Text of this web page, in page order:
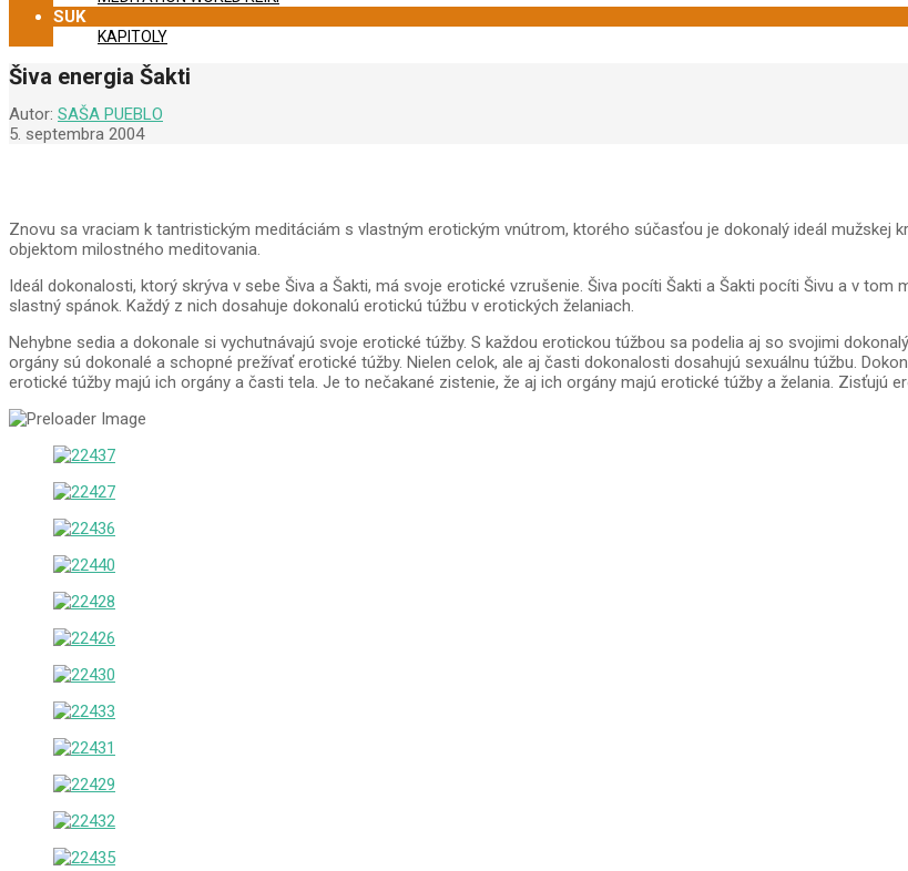
SUK
KAPITOLY
Šiva energia Šakti
Autor: SAŠA PUEBLO
5. septembra 2004
Znovu sa vraciam k tantristickým meditáciám s vlastným erotickým vnútrom, ktorého súčasťou je dokonalý ideál mužskej
objektom milostného meditovania.
Ideál dokonalosti, ktorý skrýva v sebe Šiva a Šakti, má svoje erotické vzrušenie. Šiva pocíti Šakti a Šakti pocíti Šivu a v
slastný spánok. Každý z nich dosahuje dokonalú erotickú túžbu v erotických želaniach.
Nehybne sedia a dokonale si vychutnávajú svoje erotické túžby. S každou erotickou túžbou sa podelia aj so svojimi
orgány sú dokonalé a schopné prežívať erotické túžby. Nielen celok, ale aj časti dokonalosti dosahujú sexuálnu túžbu.
erotické túžby majú ich orgány a časti tela. Je to nečakané zistenie, že aj ich orgány majú erotické túžby a želania. Zisťujú